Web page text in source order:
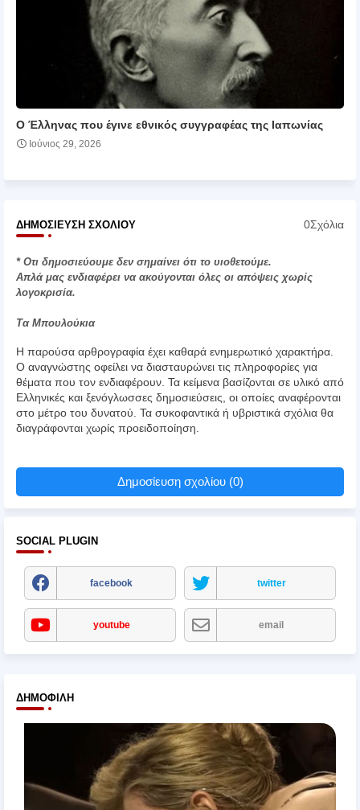
Ο Έλληνας που έγινε εθνικός συγγραφέας της Ιαπωνίας
Ιούνιος 29, 2026
ΔΗΜΟΣΊΕΥΣΗ ΣΧΟΛΊΟΥ 0Σχόλια
* Οτι δημοσιεύουμε δεν σημαίνει ότι το υιοθετούμε.
Απλά μας ενδιαφέρει να ακούγονται όλες οι απόψεις χωρίς
λογοκρισία.
Τα Μπουλούκια
Η παρούσα αρθρογραφία έχει καθαρά ενημερωτικό χαρακτήρα.
Ο αναγνώστης οφείλει να διασταυρώνει τις πληροφορίες για
θέματα που τον ενδιαφέρουν. Τα κείμενα βασίζονται σε υλικό από
Ελληνικές και ξενόγλωσσες δημοσιεύσεις, οι οποίες αναφέρονται
στο μέτρο του δυνατού. Τα συκοφαντικά ή υβριστικά σχόλια θα
διαγράφονται χωρίς προειδοποίηση.
Δημοσίευση σχολίου (0)
SOCIAL PLUGIN
facebook twitter
youtube email
ΔΗΜΟΦΙΛΉ